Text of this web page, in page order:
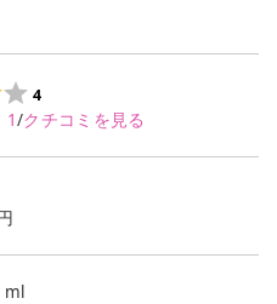
4
1/クチコミを見る
ml